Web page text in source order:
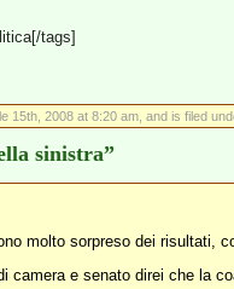
tags]
15th, 2008 at 8:20 am, and is filed
sinistra”
molto sorpreso dei risultati,
camera e senato direi che la